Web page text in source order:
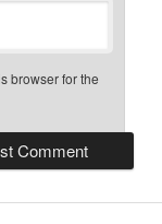
browser for the